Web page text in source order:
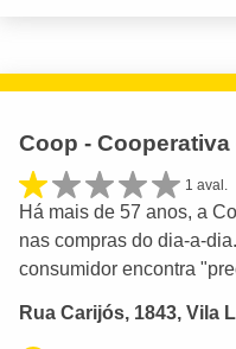
Coop -
1 aval.
Há mais de 57 anos, a
nas compras do dia-a-
consumidor encontra
Rua Carijós, 1843, Vila